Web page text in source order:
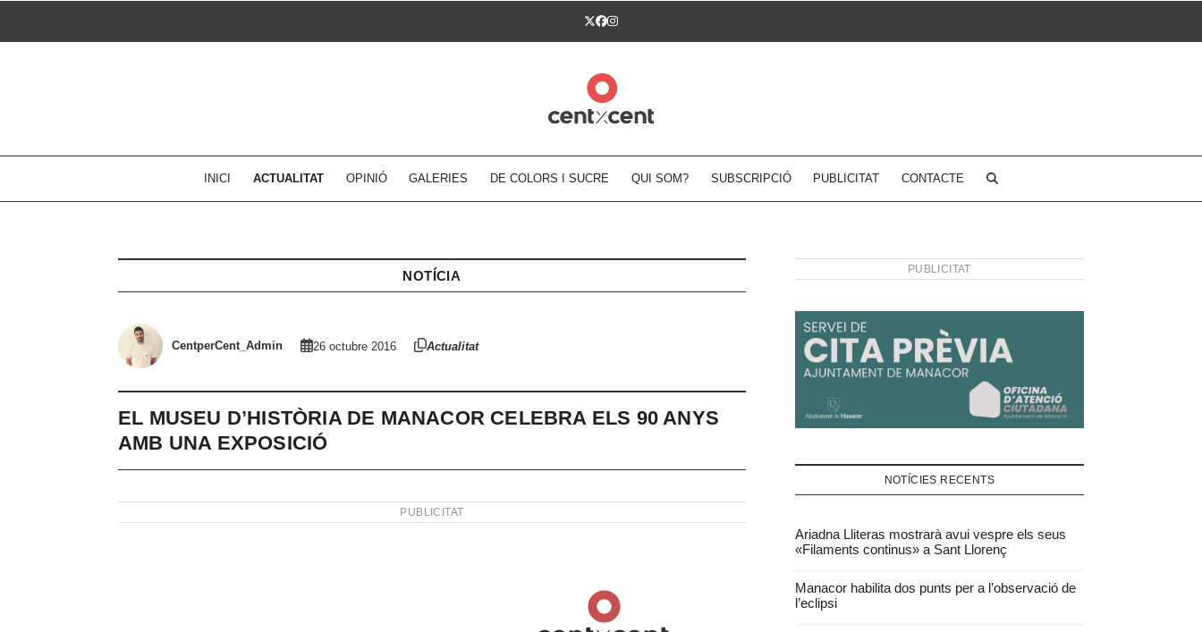
Twitter
Facebook
Instagram
INICI ACTUALITAT OPINIÓ GALERIES DE COLORS I SUCRE QUI SOM? SUBSCRIPCIÓ PUBLICITAT CONTACTE
NOTÍCIA
CentperCent_Admin 26 octubre 2016 Actualitat
EL MUSEU D’HISTÒRIA DE MANACOR CELEBRA ELS 90 ANYS
AMB UNA EXPOSICIÓ
PUBLICITAT
PUBLICITAT
NOTÍCIES RECENTS
Ariadna Lliteras mostrarà avui vespre els seus
«Filaments continus» a Sant Llorenç
Manacor habilita dos punts per a l’observació de
l’eclipsi